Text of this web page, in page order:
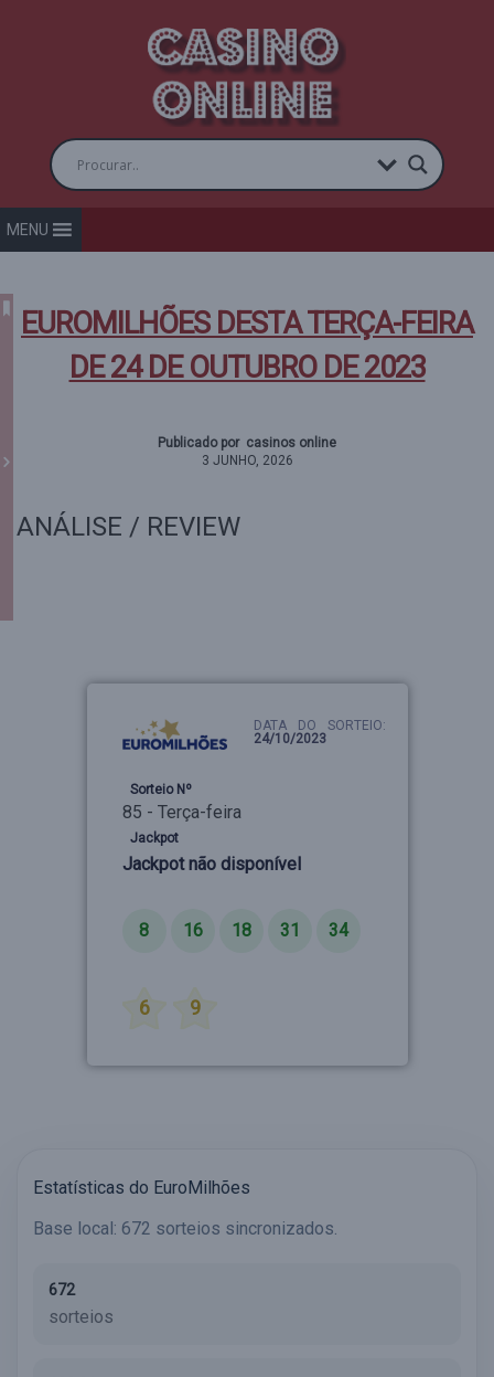
MENU
EUROMILHÕES DESTA TERÇA-FEIRA
DE 24 DE OUTUBRO DE 2023
Publicado por casinos online
3 JUNHO, 2026
ANÁLISE / REVIEW
DATA DO SORTEIO:
24/10/2023
Sorteio Nº
85 - Terça-feira
Jackpot
Jackpot não disponível
8 16 18 31 34
6 9
Estatísticas do EuroMilhões
Base local: 672 sorteios sincronizados.
672
sorteios